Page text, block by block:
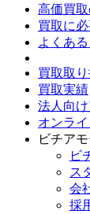
高価買
買取に
よくあ
買取取
買取実績
法人向け
オンラ
ビチア
ビ
ス
会
採